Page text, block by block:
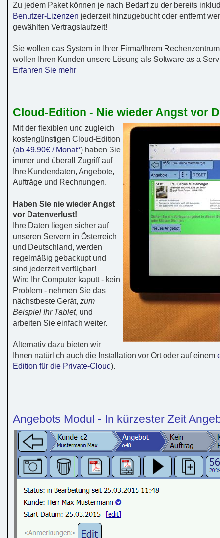
Zu jedem Paket können je nach Bedarf zu der bereits
Benutzer-Lizenzen jederzeit hinzugebucht oder entfernt
gewählten Vertragslaufzeit!
Sie wollen das System in Ihrer Firma/Ihrem
wollen Ihren Kunden unsere Lösung als Software as a
Erfahren Sie mehr
Cloud-Edition - Nie wieder Angst vor
Mit der flexiblen und zugleich
kostengünstigen Cloud-Edition
(ab 49,90€ / Monat*) haben Sie
immer und überall Zugriff auf
Ihre Kundendaten, Angebote,
Aufträge und Rechnungen.
Haben Sie nie wieder Angst
vor Datenverlust!
Ihre Daten liegen sicher auf
unseren Servern in Österreich
und Deutschland, werden
regelmäßig gebackupt und
sind jederzeit verfügbar!
Wird Ihr Computer kaputt - kein
Problem - nehmen Sie das
nächstbeste Gerät, zum
Beispiel Ihr Tablet, und
arbeiten Sie einfach weiter.
Alternativ dazu bieten wir
Ihnen natürlich auch die Installation vor Ort oder auf einem
Edition für die Private-Cloud).
Angebots Modul - In kürzester Zeit